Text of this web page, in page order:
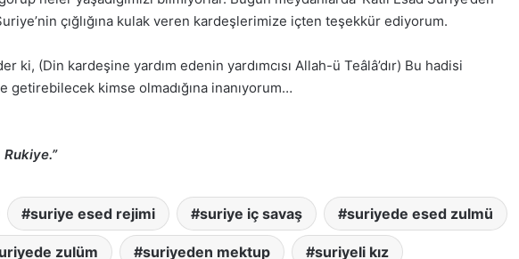
çığlığına kulak veren kardeşlerimize içten teşekkür ediyorum.
ki, (Din kardeşine yardım edenin yardımcısı Allah-ü Teâlâ’dır) Bu hadisi
getirebilecek kimse olmadığına inanıyorum…
Rukiye.”
suriye esed rejimi suriye iç savaş suriyede esed zulmü
zulüm suriyeden mektup suriyeli kız